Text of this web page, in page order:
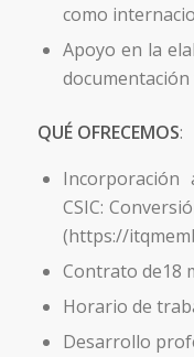
como
Apoyo en la
documentación
QUÉ OFRECEMOS:
CSIC:
(https://
Contrato de18
Horario de
Desarrollo